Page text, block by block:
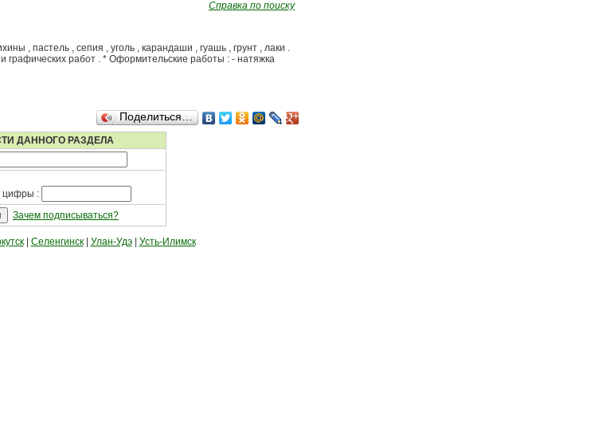
Справка по поиску
, пастель , сепия , уголь , карандаши , гуашь , грунт , лаки .
графических работ . * Оформительские работы : - натяжка
Поделиться…
ДАННОГО РАЗДЕЛА
цифры :
Зачем подписываться?
| Селенгинск| Улан-Удэ| Усть-Илимск